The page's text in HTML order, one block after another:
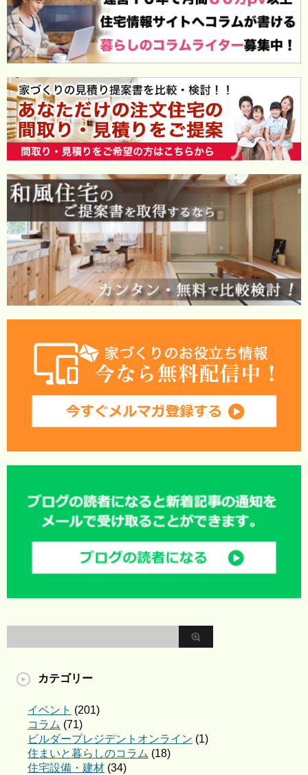
カテゴリー
イベント (201)
コラム (71)
ビルダープレジデントオンライン (1)
住まいと暮らしのコラム (18)
住宅設備・建材 (34)